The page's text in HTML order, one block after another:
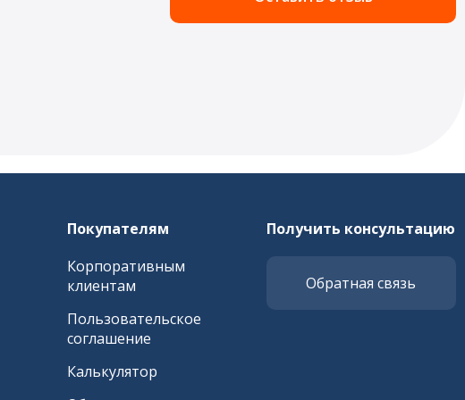
Покупателям
Корпоративным
клиентам
Пользовательское
соглашение
Калькулятор
Получить консультацию
Обратная связь